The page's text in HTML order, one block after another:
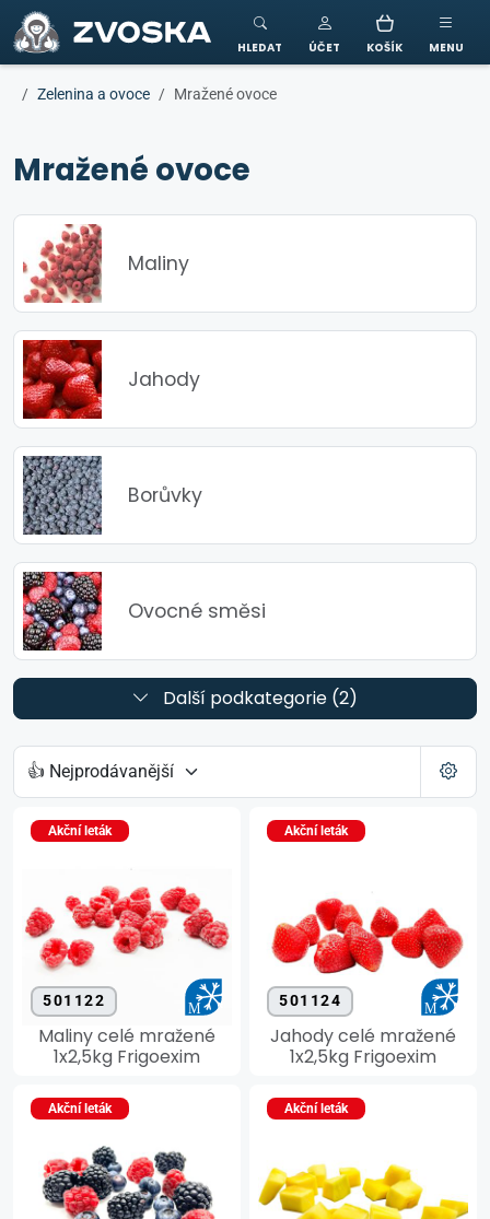
ZVOSKA
HLEDAT ÚČET KOŠÍK MENU
Zelenina a ovoce Mražené ovoce
Mražené ovoce
Maliny
Jahody
Borůvky
Ovocné směsi
Další podkategorie (2)
Akční leták
501122
Maliny celé mražené
1x2,5kg Frigoexim
Akční leták
501124
Jahody celé mražené
1x2,5kg Frigoexim
Akční leták Akční leták